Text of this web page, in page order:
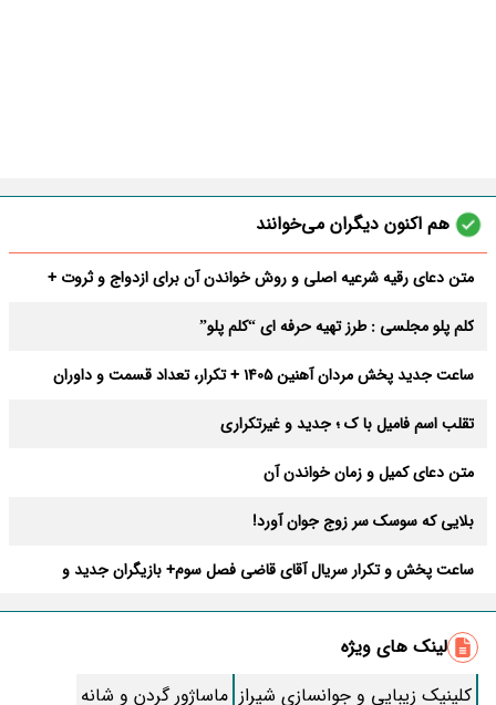
هم اکنون دیگران می‌خوانند
متن دعای رقیه شرعیه اصلی و روش خواندن آن برای ازدواج و ثروت +
کلم پلو مجلسی : طرز تهیه حرفه ای “کلم پلو”
ساعت جدید پخش مردان آهنین 1405 + تکرار، تعداد قسمت و داوران
تقلب اسم فامیل با ک ؛ جدید و غیرتکراری
متن دعای کمیل و زمان خواندن آن
بلایی که سوسک سر زوج جوان آورد!
ساعت پخش و تکرار سریال آقای قاضی فصل سوم+ بازیگران جدید و
طرز تهیه سالاد ماکارونی خانگی خوشمزه و لذیذ + آموزش تصویری
طرز تهیه پاستا با سس آلفردو و مرغ فوری + آموزش تصویری پنه
لینک های ویژه
کلینیک زیبایی و جوانسازی شیراز ماساژور گردن و شانه